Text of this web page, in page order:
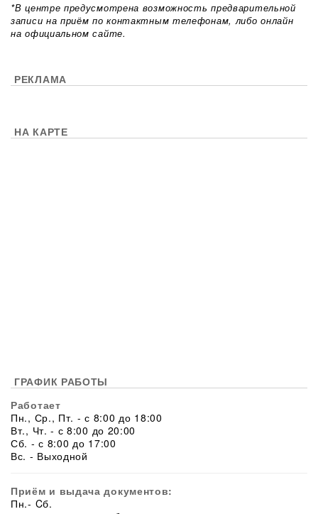
*В центре предусмотрена возможность предварительной
записи на приём по контактным телефонам, либо онлайн
на официальном сайте.
РЕКЛАМА
НА КАРТЕ
ГРАФИК РАБОТЫ
Работает
Пн., Ср., Пт. - с 8:00 до 18:00
Вт., Чт. - с 8:00 до 20:00
Сб. - с 8:00 до 17:00
Вс. - Выходной
Приём и выдача документов:
Пн.- Cб.